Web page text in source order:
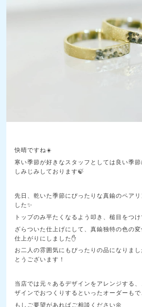
快晴ですね☀️
寒い季節が好きなスタッフとしては良い季
しみじみしております🍃
先日、乾いた季節にぴったりな真鍮のペア
した✨
トップのみ平たくなるよう叩き、槌目をつ
ざらついた仕上げにして、真鍮独特の色の
仕上がりにしました✋
お二人の雰囲気にもぴったりの品になりま
とうございます！
当店では元々あるデザインをアレンジする
ザインでおつくりするといったオーダーも
もしご要望があればご相談ください🌼